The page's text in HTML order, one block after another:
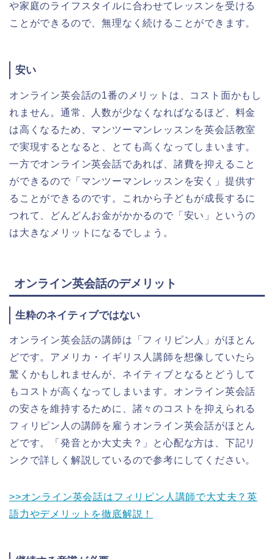
や家庭のライフスタイルに合わせてレッスンを受ける
ことができるので、無理なく続けることができます。
安い
オンライン英会話の1番のメリットは、コスト面かもし
れません。通常、人数が少なくなればなるほど、料金
は高くなるため、マンツーマンレッスンを英会話教室
で実現するとなると、とても高くなってしまいます。
一方でオンライン英会話であれば、諸費を抑えること
ができるので「マンツーマンレッスンを安く」提供す
ることができるのです。これから子どもが成長するに
つれて、どんどんお金がかかるので「安い」というの
は大きなメリットになるでしょう。
オンライン英会話のデメリット
生粋のネイティブではない
オンライン英会話の講師は「フィリピン人」がほとん
どです。アメリカ・イギリス人講師を想像していたら
驚くかもしれませんが、ネイティブとなるとどうして
もコストが高くなってしまいます。オンライン英会話
の安さを維持するために、諸々のコストを抑えられる
フィリピン人の講師を雇うオンライン英会話がほとん
どです。「発音とか大丈夫？」と心配な方は、下記リ
ンクで詳しく解説しているので参考にしてください。
>>オンライン英会話はフィリピン人講師で大丈夫？英
語力やデメリットを徹底解説！